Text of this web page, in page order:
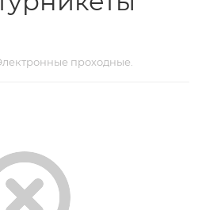
проходные.